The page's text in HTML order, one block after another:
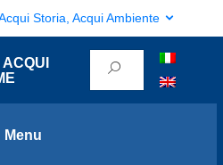
Storia, Acqui Ambiente
Menu